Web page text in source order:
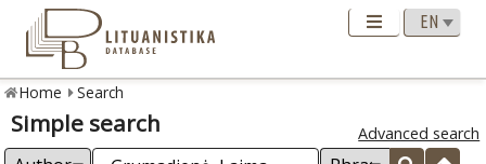
Home Search
Simple search Advanced search